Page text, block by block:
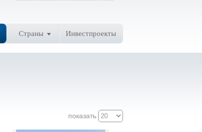
Страны Инвестпроекты
показать